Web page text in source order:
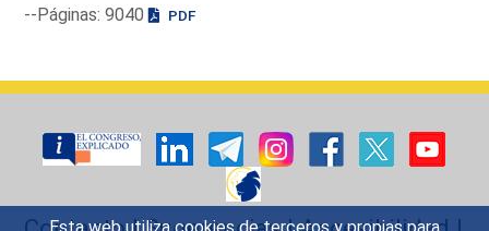
--Páginas: 9040
PDF